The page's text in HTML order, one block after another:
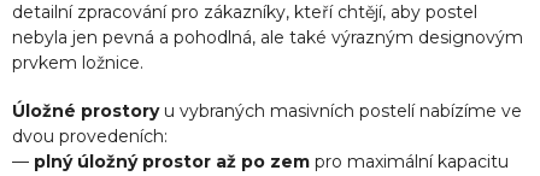
detailní zpracování pro zákazníky, kteří chtějí, aby postel
nebyla jen pevná a pohodlná, ale také výrazným designovým
prvkem ložnice.
Úložné prostoryu vybraných masivních postelí nabízíme ve
dvou provedeních:
— plný úložný prostor až po zem pro maximální kapacitu